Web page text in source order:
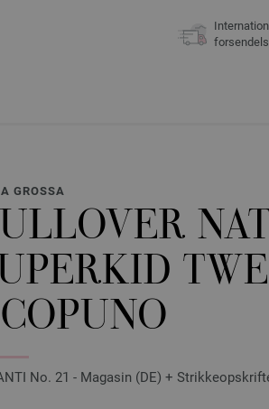
GROSSA
No. 21 - Magasin (DE) +